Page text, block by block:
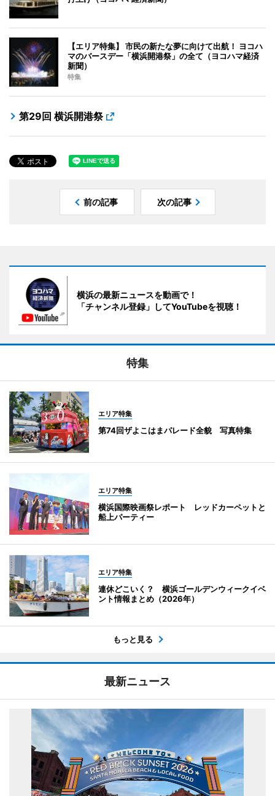
【エリア特集】 市民の新たな夢に向けて出航！ ヨコハ
マのバースデー「横浜開港祭」の全て（ヨコハマ経済
新聞）
特集
第29回 横浜開港祭
前の記事 次の記事
横浜の最新ニュースを動画で！
「チャンネル登録」してYouTubeを視聴！
特集
エリア特集
第74回ザよこはまパレード全貌 写真特集
エリア特集
横浜国際映画祭レポート レッドカーペットと
船上パーティー
エリア特集
連休どこいく？ 横浜ゴールデンウィークイベ
ント情報まとめ（2026年）
もっと見る
最新ニュース